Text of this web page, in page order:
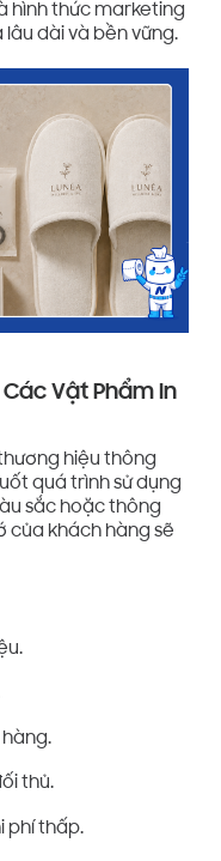
hình thức marketing
dài và bền vững.
Vật Phẩm In
hiệu thông
quá trình sử dụng
sắc hoặc thông
của khách hàng sẽ
thủ.
phí thấp.